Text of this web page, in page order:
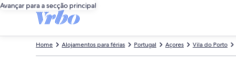
Avançar para a secção principal
Vila do Porto
Açores
Portugal
Alojamentos para férias
Home